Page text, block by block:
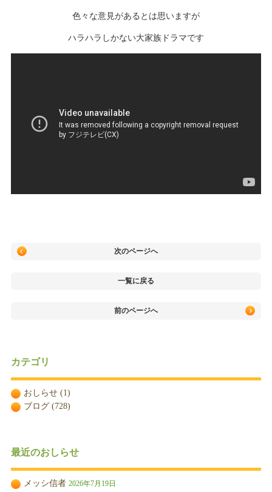
色々な意見があるとは思いますが
ハラハラしかない大家族ドラマです
次のページへ
一覧に戻る
前のページへ
カテゴリ
おしらせ(1)
ブログ(728)
最近のおしらせ
メッシ信者 2026年7月19日